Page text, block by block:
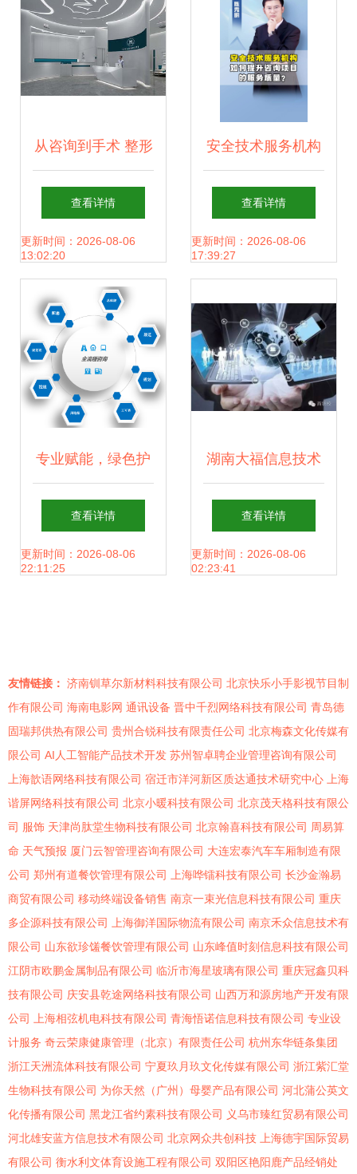
从咨询到手术 整形
医院装修效果图与
功能空间设计全解
查看详情
更新时间：2026-08-06
13:02:20
安全技术服务机构
如何通过优化流程
与深化协作提升咨
查看详情
更新时间：2026-08-06
17:39:27
专业赋能，绿色护
航 环保技术咨询服
务获证单位助力企
查看详情
更新时间：2026-08-06
22:11:25
湖南大福信息技术
咨询 专业驱动，赋
能企业数字化转型
查看详情
更新时间：2026-08-06
02:23:41
友情链接： 济南钏草尔新材料科技有限公司 北京快乐小手影视节目制
作有限公司 海南电影网 通讯设备 晋中千烈网络科技有限公司 青岛德
固瑞邦供热有限公司 贵州合锐科技有限责任公司 北京梅森文化传媒有
限公司 AI人工智能产品技术开发 苏州智卓聘企业管理咨询有限公司
上海歆语网络科技有限公司 宿迁市洋河新区质达通技术研究中心
上海
谐屏网络科技有限公司 北京小暖科技有限公司 北京茂天格科技有限公
司 服饰 天津尚肽堂生物科技有限公司 北京翰喜科技有限公司 周易算
命 天气预报 厦门云智管理咨询有限公司 大连宏泰汽车车厢制造有限
公司 郑州有道餐饮管理有限公司 上海哗镭科技有限公司 长沙金瀚易
商贸有限公司 移动终端设备销售 南京一束光信息科技有限公司 重庆
多企源科技有限公司
上海御洋国际物流有限公司 南京禾众信息技术有
限公司 山东欲珍馐餐饮管理有限公司 山东峰值时刻信息科技有限公司
江阴市欧鹏金属制品有限公司 临沂市海星玻璃有限公司 重庆冠鑫贝科
技有限公司 庆安县乾途网络科技有限公司 山西万和源房地产开发有限
公司
上海相弦机电科技有限公司 青海悟诺信息科技有限公司 专业设
计服务 奇云荣康健康管理（北京）有限责任公司 杭州东华链条集团
浙江天洲流体科技有限公司 宁夏玖月玖文化传媒有限公司 浙江紫汇堂
生物科技有限公司 为你天然（广州）母婴产品有限公司 河北蒲公英文
化传播有限公司 黑龙江省约素科技有限公司
义乌市臻红贸易有限公司
河北雄安蓝方信息技术有限公司 北京网众共创科技
上海德宇国际贸易
有限公司 衡水利文体育设施工程有限公司 双阳区艳阳鹿产品经销处